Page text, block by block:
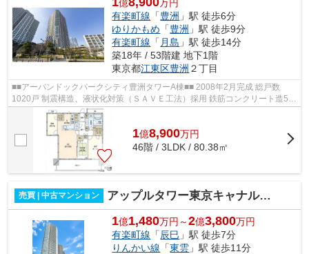
億
万円
有楽町線 「豊洲 」駅 徒歩6分
ゆりかもめ 「豊洲 」駅 徒歩9分
有楽町線 「 月島 」駅 徒歩14分
築18年 / 53階建 地下1階
東京都江東区豊洲 ２丁目
■■アーバンドックパークシティ豊洲タワーA棟■■ 2008年2月完成 総戸数
1020戸 制震構造、液状化対策（ＳＡＶＥ工法）採用 鉄筋コンクリート造53
階建て 東京メトロ有楽町線「豊洲」駅徒...
1億8,900万円
46階 / 3LDK / 80.38㎡
売買 | 中古マンション アップルタワー東京キャナルコート
1億1,480万円～2億3,800万円
有楽町線 「辰巳 」駅 徒歩7分
りんかい線 「東雲 」駅 徒歩11分